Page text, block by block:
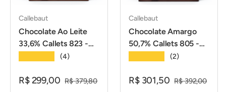
Callebaut
Chocolate Ao Leite
33,6% Callets 823 -
2,01Kg - Callebaut
(4)
R$ 299,00 R$ 379,80
Callebaut
Chocolate Amargo
50,7% Callets 805 -
2,01Kg - Callebaut
(2)
R$ 301,50 R$ 392,00